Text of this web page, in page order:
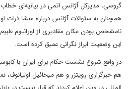
گروسی، مدیرکل آژانس اتمی در بیانیه‌ای
همچنان به سئوالات آژانس درباره منشا ذرات
نامشخص بودن مکان مقادیری از اورانیوم
این وضعیت ابراز نگرانی عمیق کرده است.
در واقع شروع نشست حکام برای ایران با
هم خبرگزاری رویتزر و هم میخائیل اولیانوف،